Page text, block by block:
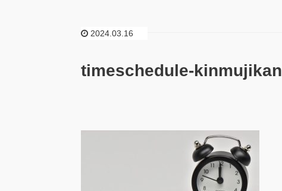
2024.03.16
timeschedule-kinmujikan